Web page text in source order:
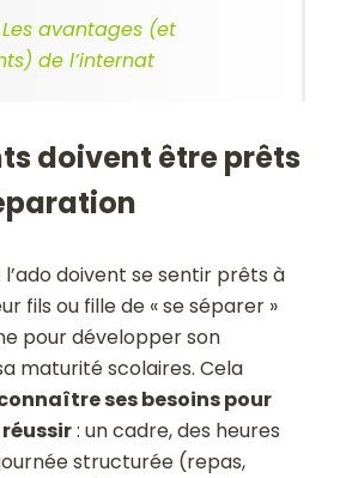
Les avantages (et
de l’internat
doivent être prêts
doivent se sentir prêts à
fils ou fille de « se séparer »
pour développer son
maturité scolaires. Cela
ses besoins pour
: un cadre, des heures
structurée (repas,